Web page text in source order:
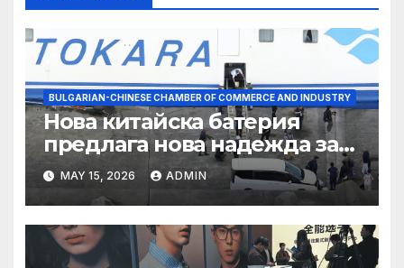
BULGARIAN-CHINESE CHAMBER OF COMMERCE AND INDUSTRY
Нова китайска батерия
предлага нова надежда за
съхранение на водород
MAY 15, 2026 ADMIN